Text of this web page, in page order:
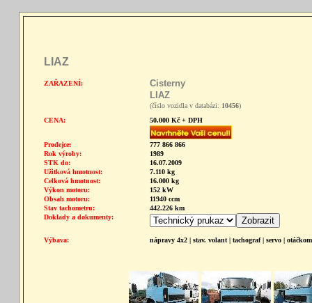
LIAZ
ZAŘAZENÍ:
Cisterny
LIAZ
(číslo vozidla v databázi: 10456)
CENA:
50.000 Kč + DPH
Prodejce:
777 866 866
Rok výroby:
1989
STK do:
16.07.2009
Užitková hmotnost:
7.110 kg
Celková hmotnost:
16.000 kg
Výkon motoru:
152 kW
Obsah motoru:
11940 ccm
Stav tachometru:
442.226 km
Doklady a dokumenty:
Výbava: nápravy 4x2 | stav. volant | tachograf | servo |